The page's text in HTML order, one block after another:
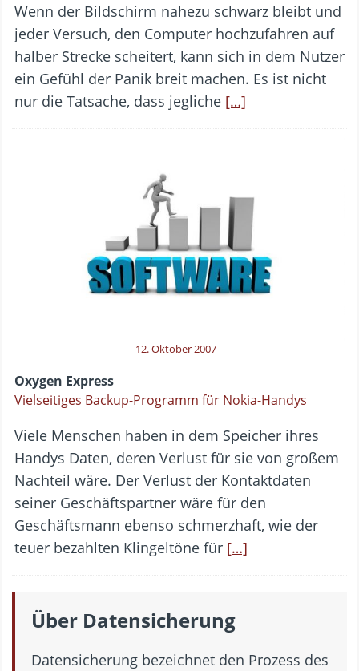
Wenn der Bildschirm nahezu schwarz bleibt und
jeder Versuch, den Computer hochzufahren auf
halber Strecke scheitert, kann sich in dem Nutzer
ein Gefühl der Panik breit machen. Es ist nicht
nur die Tatsache, dass jegliche […]
12. Oktober 2007
Oxygen Express
Vielseitiges Backup-Programm für Nokia-Handys
Viele Menschen haben in dem Speicher ihres
Handys Daten, deren Verlust für sie von großem
Nachteil wäre. Der Verlust der Kontaktdaten
seiner Geschäftspartner wäre für den
Geschäftsmann ebenso schmerzhaft, wie der
teuer bezahlten Klingeltöne für […]
Über Datensicherung
Datensicherung bezeichnet den Prozess des